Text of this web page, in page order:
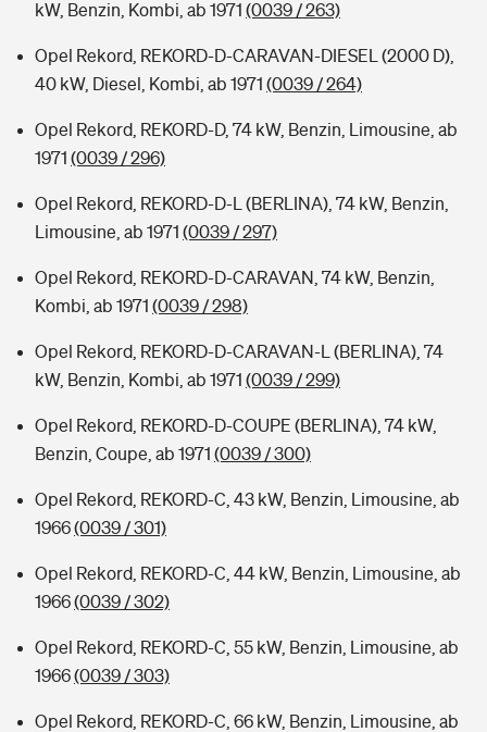
kW, Benzin, Kombi, ab 1971 (0039 / 263)
Opel Rekord, REKORD-D-CARAVAN-DIESEL (2000 D),
40 kW, Diesel, Kombi, ab 1971 (0039 / 264)
Opel Rekord, REKORD-D, 74 kW, Benzin, Limousine, ab
1971 (0039 / 296)
Opel Rekord, REKORD-D-L (BERLINA), 74 kW, Benzin,
Limousine, ab 1971 (0039 / 297)
Opel Rekord, REKORD-D-CARAVAN, 74 kW, Benzin,
Kombi, ab 1971 (0039 / 298)
Opel Rekord, REKORD-D-CARAVAN-L (BERLINA), 74
kW, Benzin, Kombi, ab 1971 (0039 / 299)
Opel Rekord, REKORD-D-COUPE (BERLINA), 74 kW,
Benzin, Coupe, ab 1971 (0039 / 300)
Opel Rekord, REKORD-C, 43 kW, Benzin, Limousine, ab
1966(0039 / 301)
Opel Rekord, REKORD-C, 44 kW, Benzin, Limousine, ab
1966(0039 / 302)
Opel Rekord, REKORD-C, 55 kW, Benzin, Limousine, ab
1966(0039 / 303)
Opel Rekord, REKORD-C, 66 kW, Benzin, Limousine, ab